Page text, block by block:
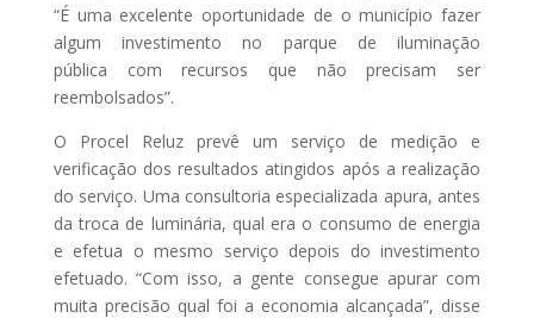
“É uma excelente oportunidade de o município fazer
algum investimento no parque de iluminação
pública com recursos que não precisam ser
reembolsados”.
O Procel Reluz prevê um serviço de medição e
verificação dos resultados atingidos após a realização
do serviço. Uma consultoria especializada apura, antes
da troca de luminária, qual era o consumo de energia
e efetua o mesmo serviço depois do investimento
efetuado. “Com isso, a gente consegue apurar com
muita precisão qual foi a economia alcançada”, disse